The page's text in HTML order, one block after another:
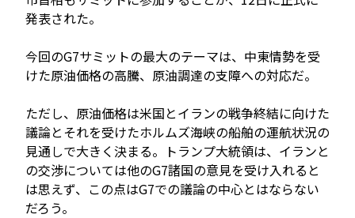
発表された。
今回のG7サミットの最大のテーマは、中東情勢を受
けた原油価格の高騰、原油調達の支障への対応だ。
ただし、原油価格は米国とイランの戦争終結に向けた
議論とそれを受けたホルムズ海峡の船舶の運航状況の
見通しで大きく決まる。トランプ大統領は、イランと
の交渉については他のG7諸国の意見を受け入れると
は思えず、この点はG7での議論の中心とはならない
だろう。